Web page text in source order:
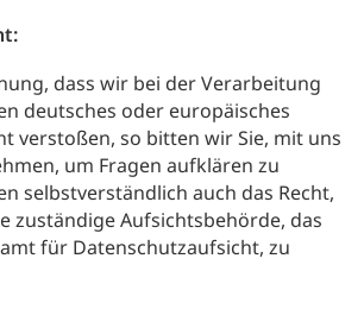
dass wir bei der Verarbeitung
deutsches oder europäisches
verstoßen, so bitten wir Sie, mit uns
um Fragen aufklären zu
selbstverständlich auch das Recht,
zuständige Aufsichtsbehörde, das
für Datenschutzaufsicht, zu